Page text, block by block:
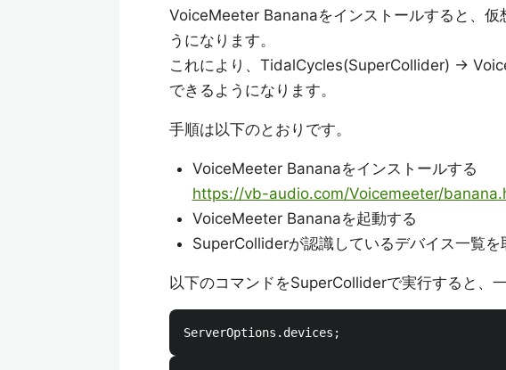
VoiceMeeter Bananaをインストールすると、仮
うになります。
これにより、TidalCycles(SuperCollider) ->
できるようになります。
手順は以下のとおりです。
VoiceMeeter Bananaをインストールする
https://vb-audio.com/Voicemeeter/
VoiceMeeter Bananaを起動する
SuperColliderが認識しているデバイス一覧を
以下のコマンドをSuperColliderで実行すると、